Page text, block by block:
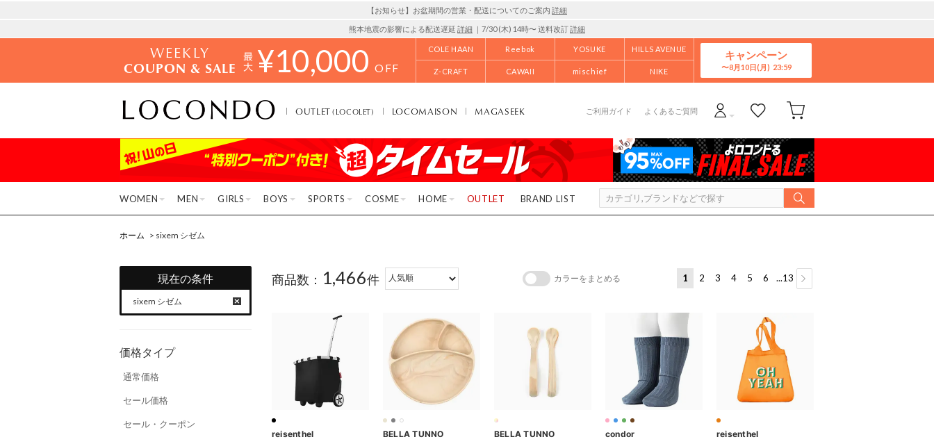
【お知らせ】お盆期間の営業・配送についてのご案内 詳細
熊本地震の影響による配送遅延 詳細 ｜7/30 (木) 14時〜 送料改訂詳細
WEEKLY
COUPON & SALE ¥10,000 OFF
COLE HAAN Reebok YOSUKE HILLS AVENUE
Z-CRAFT CAWAII mischief NIKE
キャンペーン
8月10日(月)
OUTLET(LOCOLET) LOCOMAISON MAGASEEK ご利用ガイド よくあるご質問
WOMEN MEN GIRLS BOYS SPORTS COSME HOME OUTLET BRAND LIST
ホーム > sixem シゼム
現在の条件
sixem シゼム
価格タイプ
通常価格
セール価格
セール・クーポン
商品数： 1,466件 カラーをまとめる 1 2 3 4 5 6 ...13
reisenthel BELLA TUNNO BELLA TUNNO condor reisenthel